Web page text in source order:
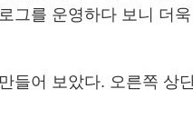
그를 운영하다 보니 더
들어 보았다. 오른쪽 상